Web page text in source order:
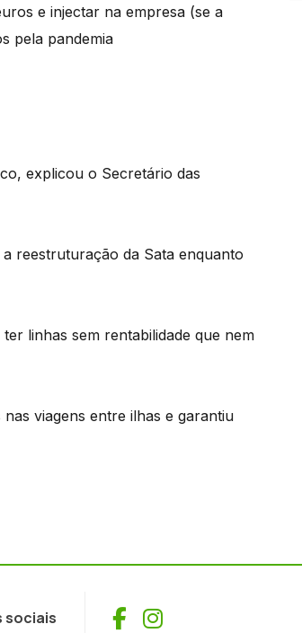
e injectar na empresa (se a
pela pandemia
explicou o Secretário das
reestruturação da Sata enquanto
linhas sem rentabilidade que nem
viagens entre ilhas e garantiu
sociais Facebook
Instagram